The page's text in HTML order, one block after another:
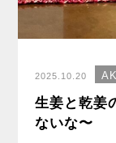
2025.10.20
生姜と乾姜
ないな〜